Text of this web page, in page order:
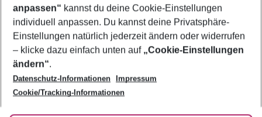
Footer
Footer navigation
Über uns
AGB
Bestpreisgarantie
Cookie-Einstellungen ändern
Cookie-Richtlinie
Agenturbetreuung
Barrierefreies Reisen
Folge uns
anpassen“ kannst du deine Cookie-Einstellungen
individuell anpassen. Du kannst deine Privatsphäre-
Einstellungen natürlich jederzeit ändern oder widerrufen
– klicke dazu einfach unten auf „Cookie-Einstellungen
ändern“.
Datenschutz-Informationen
Impressum
Cookie/Tracking-Informationen